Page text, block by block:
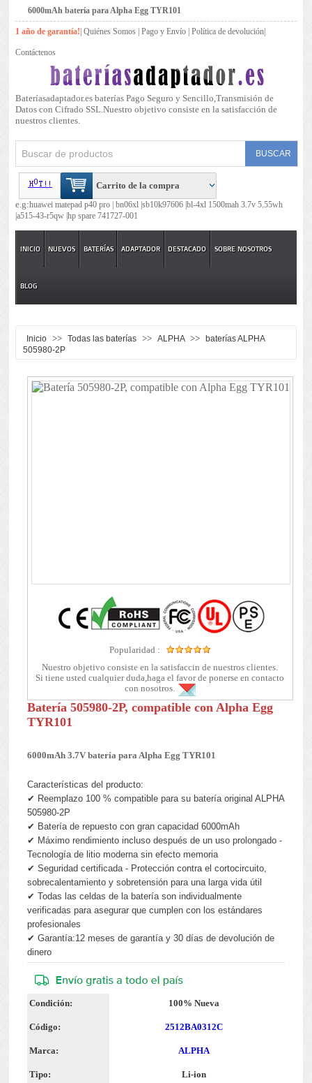
6000mAh batería para Alpha Egg TYR101
1 año de garantía! |Quiénes Somos |Pago y Envío |Política de devolución
Contáctenos
Bateríasadaptador.es baterías Pago Seguro y Sencillo,Transmisión de
Datos con Cifrado SSL.Nuestro objetivo consiste en la satisfacción de
nuestros clientes.
Carrito de la compra
e.g:huawei matepad p40 pro |bn06xl |sb10k97606 |bl-4xl 1500mah 3.7v 5.55wh
|a515-43-r5qw |hp spare 741727-001
INICIO NUEVOS BATERÍAS ADAPTADOR DESTACADO SOBRE NOSOTROS
BLOG
Inicio >> Todas las baterías >> ALPHA >>
baterías ALPHA
505980-2P
Popularidad :
Nuestro objetivo consiste en la satisfaccin de nuestros clientes.
Si tiene usted cualquier duda,haga el favor de ponerse en contacto
con nosotros.
Batería 505980-2P, compatible con Alpha Egg
TYR101
6000mAh 3.7V batería para Alpha Egg TYR101
Características del producto:
✔ Reemplazo 100 % compatible para su batería original ALPHA
505980-2P
✔ Batería de repuesto con gran capacidad 6000mAh
✔ Máximo rendimiento incluso después de un uso prolongado -
Tecnología de litio moderna sin efecto memoria
✔ Seguridad certificada - Protección contra el cortocircuito,
sobrecalentamiento y sobretensión para una larga vida útil
✔ Todas las celdas de la batería son individualmente
verificadas para asegurar que cumplen con los estándares
profesionales
✔ Garantía:12 meses de garantía y 30 días de devolución de
dinero
Condición: 100% Nueva
Código: 2512BA0312C
Marca: ALPHA
Tipo: Li-ion